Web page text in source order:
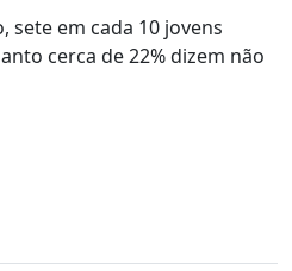
sete em cada 10 jovens
cerca de 22% dizem não